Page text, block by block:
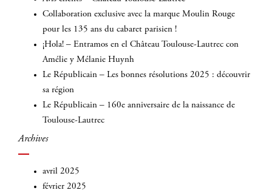
Collaboration exclusive avec la marque Moulin Rouge
pour les 135 ans du cabaret parisien !
¡Hola! – Entramos en el Château Toulouse-Lautrec con
Amélie y Mélanie Huynh
Le Républicain – Les bonnes résolutions 2025 : découvrir
sa région
Le Républicain – 160e anniversaire de la naissance de
Toulouse-Lautrec
Archives
avril 2025
février 2025